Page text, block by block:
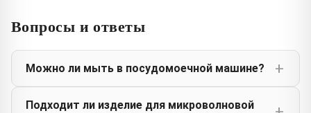
Вопросы и ответы
Можно ли мыть в посудомоечной машине?
Подходит ли изделие для микроволновой